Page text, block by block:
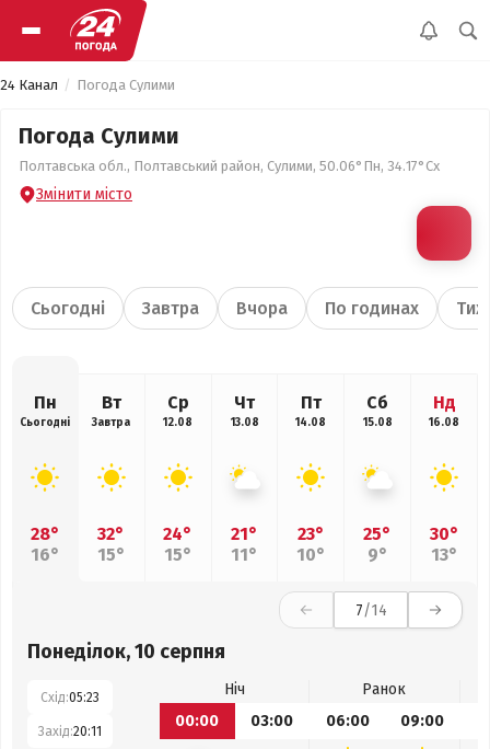
24 Канал Погода Сулими
Погода Сулими
Полтавська обл., Полтавський район, Сулими, 50.06°Пн, 34.17°Сх
Змінити місто
Сьогодні Завтра Вчора По годинах
Пн
Сьогодні
28°
16°
Вт
Завтра
32°
15°
Ср
12.08
24°
15°
Чт
13.08
21°
11°
Пт
14.08
23°
10°
Сб
15.08
25°
9°
Нд
16.08
30°
13°
7/14
Понеділок, 10 серпня
Схід:05:23
Захід:20:11
Ніч
Ранок
00:00
03:00 06:00 09:00